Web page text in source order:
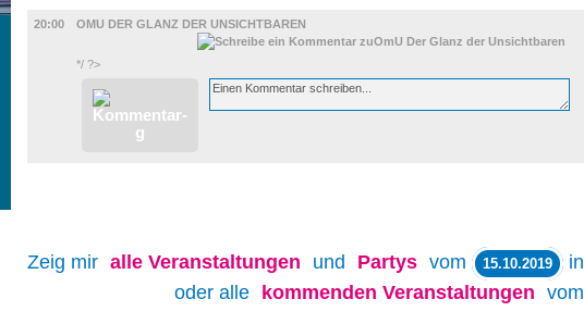
20:00
OMU DER GLANZ DER UNSICHTBAREN
*/ ?>
Zeig mir alle Veranstaltungen und Partys vom 15.10.2019 in
oder alle
kommenden Veranstaltungen vom